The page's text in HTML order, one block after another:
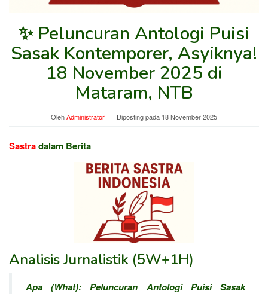
✨ Peluncuran Antologi Puisi
Sasak Kontemporer, Asyiknya!
18 November 2025 di
Mataram, NTB
OlehAdministrator Diposting pada 18 November 2025
Sastradalam Berita
Analisis Jurnalistik (5W+1H)
Apa (What):
Peluncuran Antologi Puisi Sasak